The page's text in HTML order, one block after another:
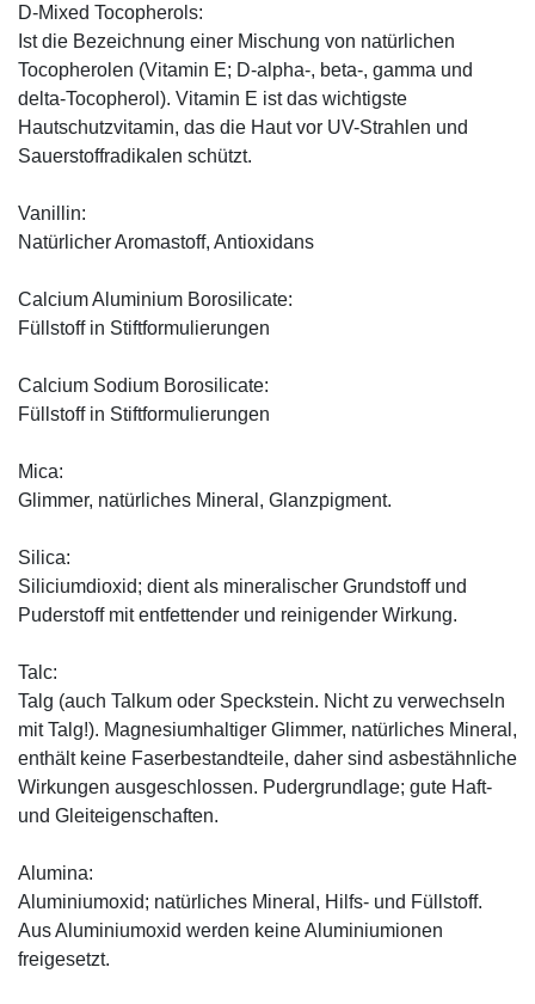
D-Mixed Tocopherols:
Ist die Bezeichnung einer Mischung von natürlichen
Tocopherolen (Vitamin E; D-alpha-, beta-, gamma und
delta-Tocopherol). Vitamin E ist das wichtigste
Hautschutzvitamin, das die Haut vor UV-Strahlen und
Sauerstoffradikalen schützt.
Vanillin:
Natürlicher Aromastoff, Antioxidans
Calcium Aluminium Borosilicate:
Füllstoff in Stiftformulierungen
Calcium Sodium Borosilicate:
Füllstoff in Stiftformulierungen
Mica:
Glimmer, natürliches Mineral, Glanzpigment.
Silica:
Siliciumdioxid; dient als mineralischer Grundstoff und
Puderstoff mit entfettender und reinigender Wirkung.
Talc:
Talg (auch Talkum oder Speckstein. Nicht zu verwechseln
mit Talg!). Magnesiumhaltiger Glimmer, natürliches Mineral,
enthält keine Faserbestandteile, daher sind asbestähnliche
Wirkungen ausgeschlossen. Pudergrundlage; gute Haft-
und Gleiteigenschaften.
Alumina:
Aluminiumoxid; natürliches Mineral, Hilfs- und Füllstoff.
Aus Aluminiumoxid werden keine Aluminiumionen
freigesetzt.